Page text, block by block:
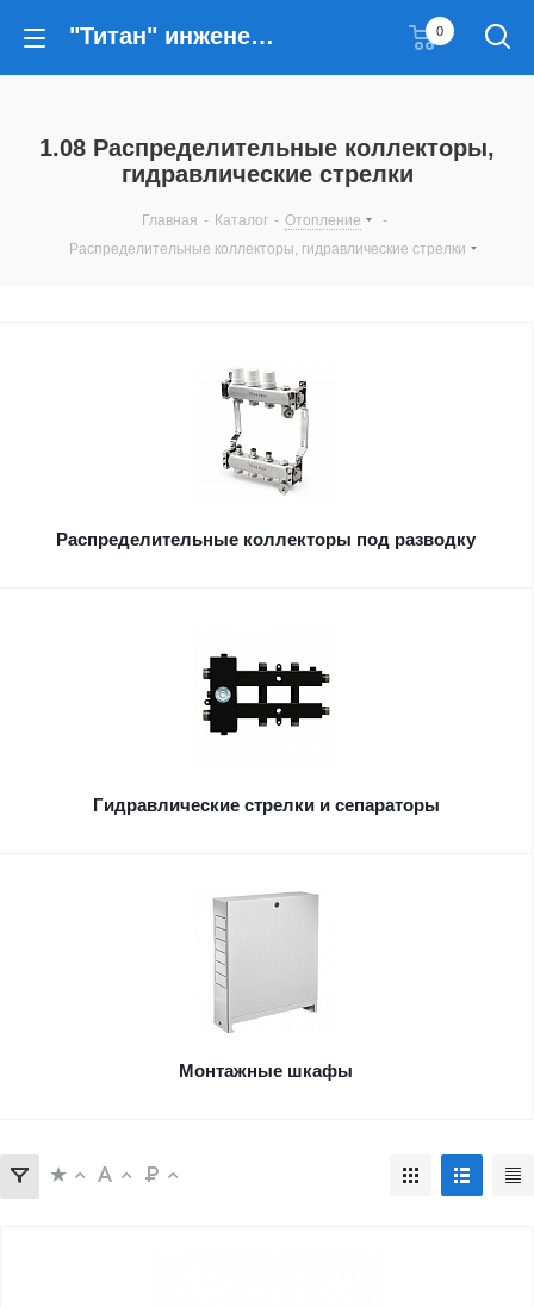
"Титан" инженерные решения 0
1.08 Распределительные коллекторы,
гидравлические стрелки
Главная - Каталог - Отопление
-
Распределительные коллекторы, гидравлические стрелки
Распределительные коллекторы под разводку
Гидравлические стрелки и сепараторы
Монтажные шкафы